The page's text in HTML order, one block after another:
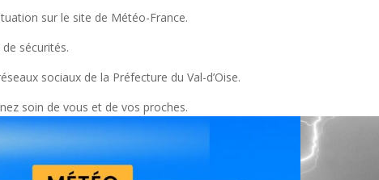
sur le site de Météo-France.
sécurités.
sociaux de la Préfecture du Val-d’Oise.
soin de vous et de vos proches.